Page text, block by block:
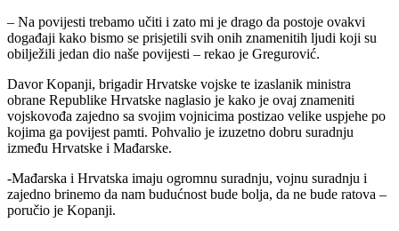
– Na povijesti trebamo učiti i zato mi je drago da postoje ovakvi
događaji kako bismo se prisjetili svih onih znamenitih ljudi koji su
obilježili jedan dio naše povijesti – rekao je Gregurović.
Davor Kopanji, brigadir Hrvatske vojske te izaslanik ministra
obrane Republike Hrvatske naglasio je kako je ovaj znameniti
vojskovođa zajedno sa svojim vojnicima postizao velike uspjehe po
kojima ga povijest pamti. Pohvalio je izuzetno dobru suradnju
između Hrvatske i Mađarske.
-Mađarska i Hrvatska imaju ogromnu suradnju, vojnu suradnju i
zajedno brinemo da nam budućnost bude bolja, da ne bude ratova –
poručio je Kopanji.